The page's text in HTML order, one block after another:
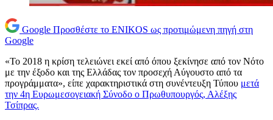
Google Προσθέστε το ENIKOS ως προτιμώμενη πηγή στη
Google
«Το 2018 η κρίση τελειώνει εκεί από όπου ξεκίνησε από τον Νότο
με την έξοδο και της Ελλάδας τον προσεχή Αύγουστο από τα
προγράμματα», είπε χαρακτηριστικά στη συνέντευξη Τύπου μετά
την 4η Ευρωμεσογειακή Σύνοδο ο Πρωθυπουργός, Αλέξης
Τσίπρας.